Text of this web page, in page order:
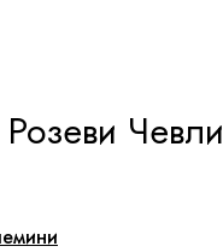
Чевли